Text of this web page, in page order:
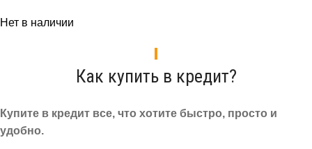
Нет в наличии
Как купить в кредит?
Купите в кредит все, что хотите быстро, просто и
удобно.